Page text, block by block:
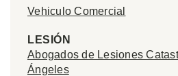
Vehiculo Comercial
LESIÓN
Abogados de Lesiones
Ángeles